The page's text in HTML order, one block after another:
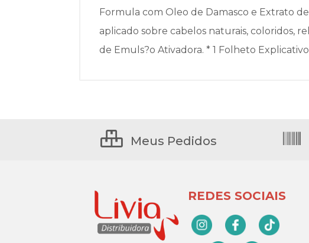
Formula com Oleo de Damasco e Extrato
aplicado sobre cabelos naturais, coloridos,
de Emuls?o Ativadora. * 1 Folheto
Meus Pedidos
REDES SOCIAIS